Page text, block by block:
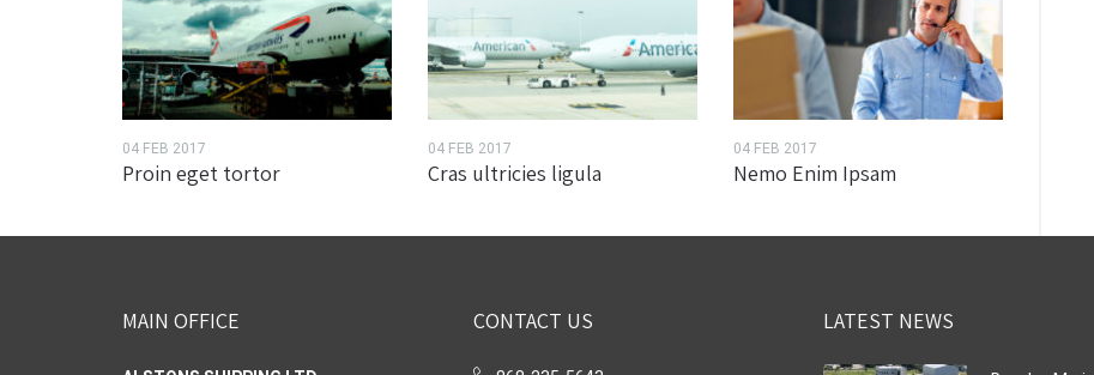
04 FEB 2017
Proin eget tortor
04 FEB 2017
Cras ultricies ligula
04 FEB 2017
Nemo Enim Ipsam
MAIN OFFICE CONTACT US LATEST NEWS